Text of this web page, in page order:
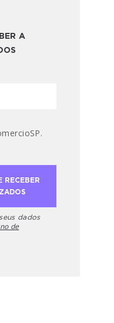
A
dados
de